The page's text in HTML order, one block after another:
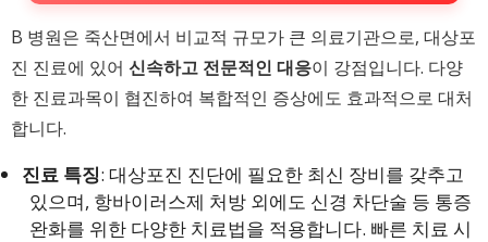
B 병원은 죽산면에서 비교적 규모가 큰 의료기관으로, 대상포
진 진료에 있어 신속하고 전문적인 대응이 강점입니다. 다양
한 진료과목이 협진하여 복합적인 증상에도 효과적으로 대처
합니다.
진료 특징: 대상포진 진단에 필요한 최신 장비를 갖추고
있으며, 항바이러스제 처방 외에도 신경 차단술 등 통증
완화를 위한 다양한 치료법을 적용합니다. 빠른 치료 시